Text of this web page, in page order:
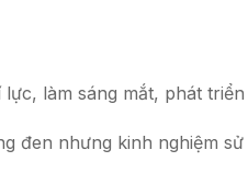
làm sáng mắt, phát
nhưng kinh nghiệm